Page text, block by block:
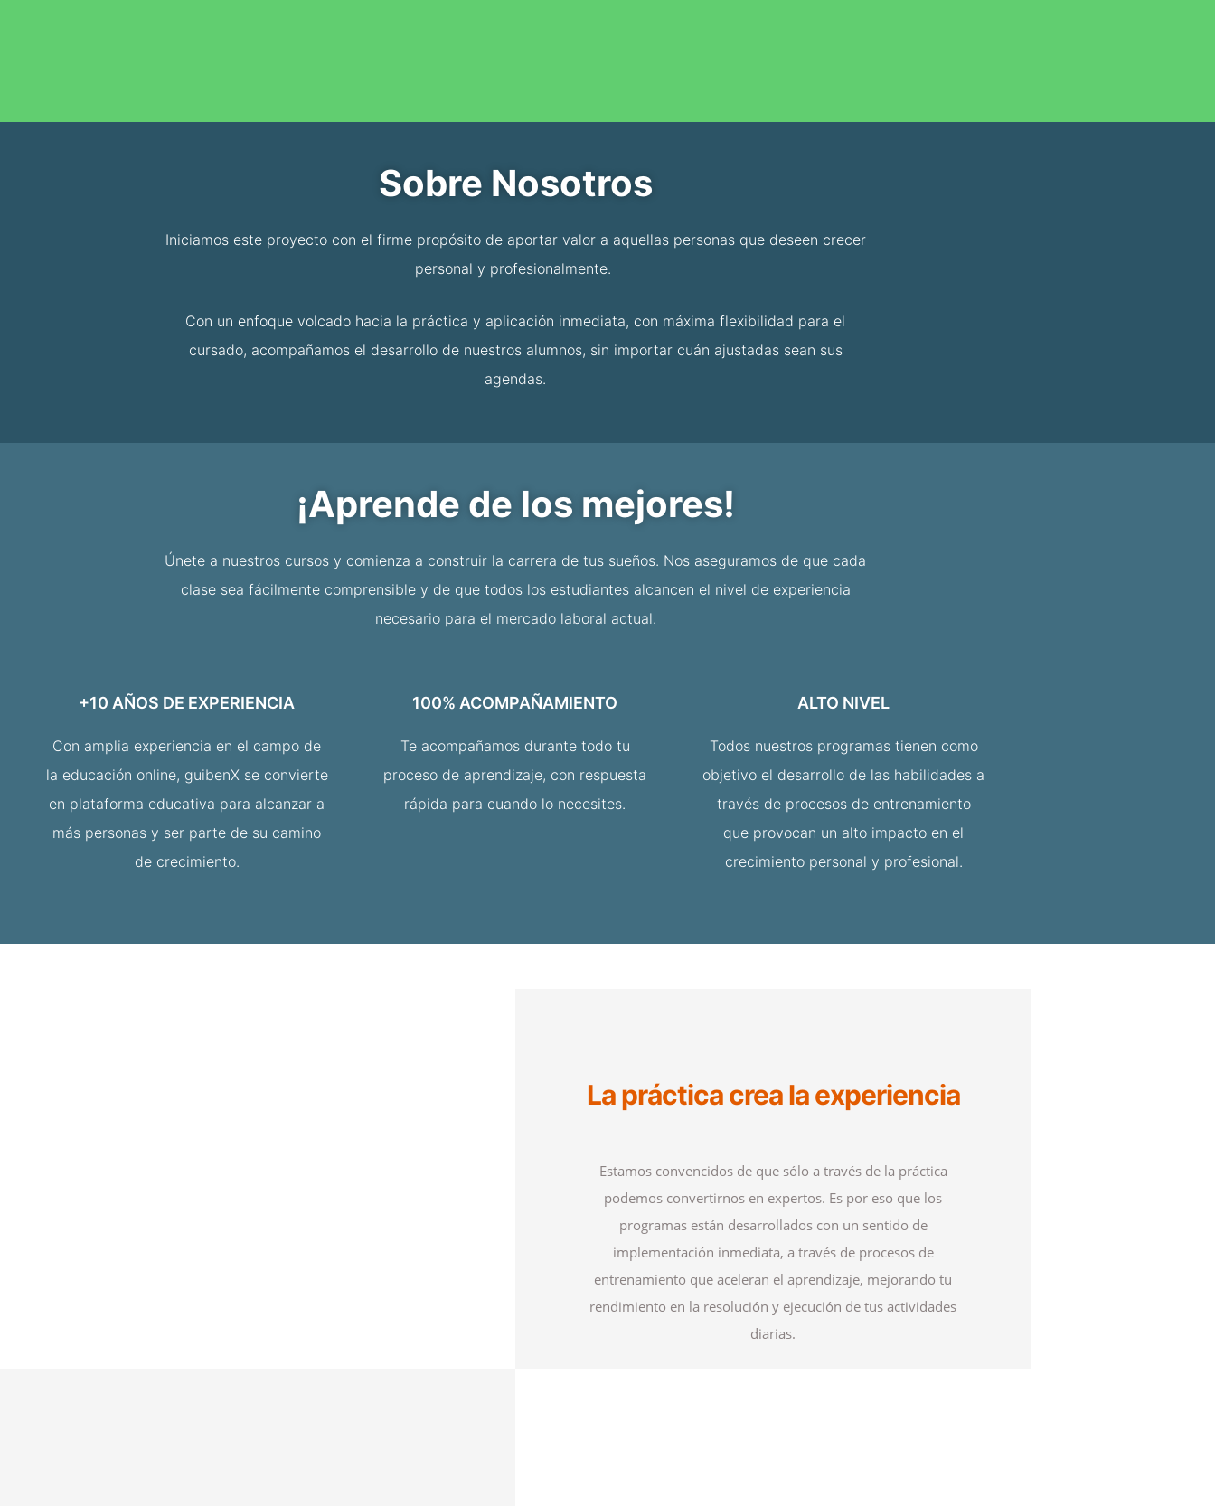
Sobre Nosotros
Iniciamos este proyecto con el firme propósito de aportar valor a aquellas personas que deseen crecer
personal y profesionalmente.
Con un enfoque volcado hacia la práctica y aplicación inmediata, con máxima flexibilidad para el
cursado, acompañamos el desarrollo de nuestros alumnos, sin importar cuán ajustadas sean sus
agendas.
¡Aprende de los mejores!
Únete a nuestros cursos y comienza a construir la carrera de tus sueños. Nos aseguramos de que cada
clase sea fácilmente comprensible y de que todos los estudiantes alcancen el nivel de experiencia
necesario para el mercado laboral actual.
+10 AÑOS DE EXPERIENCIA
Con amplia experiencia en el campo de
la educación online, guibenX se convierte
en plataforma educativa para alcanzar a
más personas y ser parte de su camino
de crecimiento.
100% ACOMPAÑAMIENTO
Te acompañamos durante todo tu
proceso de aprendizaje, con respuesta
rápida para cuando lo necesites.
ALTO NIVEL
Todos nuestros programas tienen como
objetivo el desarrollo de las habilidades a
través de procesos de entrenamiento
que provocan un alto impacto en el
crecimiento personal y profesional.
La práctica crea la experiencia
Estamos convencidos de que sólo a través de la práctica
podemos convertirnos en expertos. Es por eso que los
programas están desarrollados con un sentido de
implementación inmediata, a través de procesos de
entrenamiento que aceleran el aprendizaje, mejorando tu
rendimiento en la resolución y ejecución de tus actividades
diarias.